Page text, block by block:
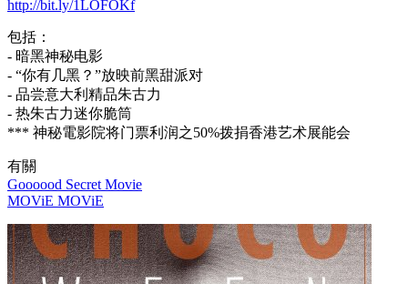
http://bit.ly/1LOFOKf
包括：
- 暗黑神秘电影
- “你有几黑？”放映前黑甜派对
- 品尝意大利精品朱古力
- 热朱古力迷你脆筒
*** 神秘電影院将门票利润之50%拨捐香港艺术展能会
有關
Goooood Secret Movie
MOViE MOViE